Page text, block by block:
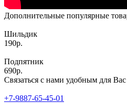
Дополнительные популярные
Шильдик
190р.
Подпятник
690р.
Связаться с нами удобным для
+7-9887-65-45-01